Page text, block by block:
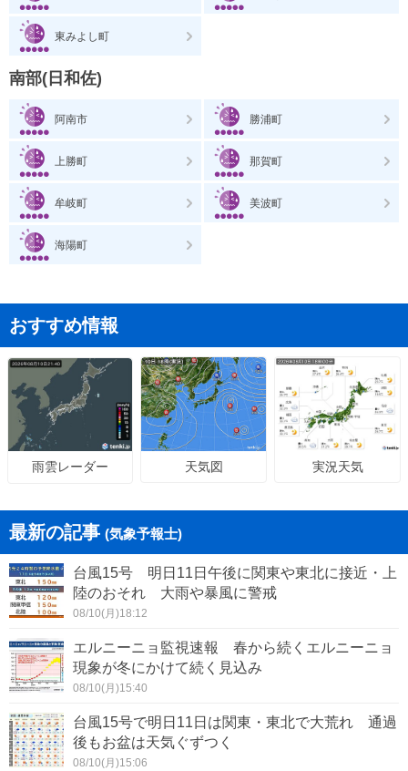
東みよし町
南部(日和佐)
阿南市 勝浦町
上勝町 那賀町
牟岐町 美波町
海陽町
おすすめ情報
雨雲レーダー 天気図 実況天気
最新の記事 (気象予報士)
台風15号 明日11日午後に関東や東北に接近・上
陸のおそれ 大雨や暴風に警戒
08/10(月)18:12
エルニーニョ監視速報 春から続くエルニーニョ
現象が冬にかけて続く見込み
08/10(月)15:40
台風15号で明日11日は関東・東北で大荒れ 通過
後もお盆は天気ぐずつく
08/10(月)15:06